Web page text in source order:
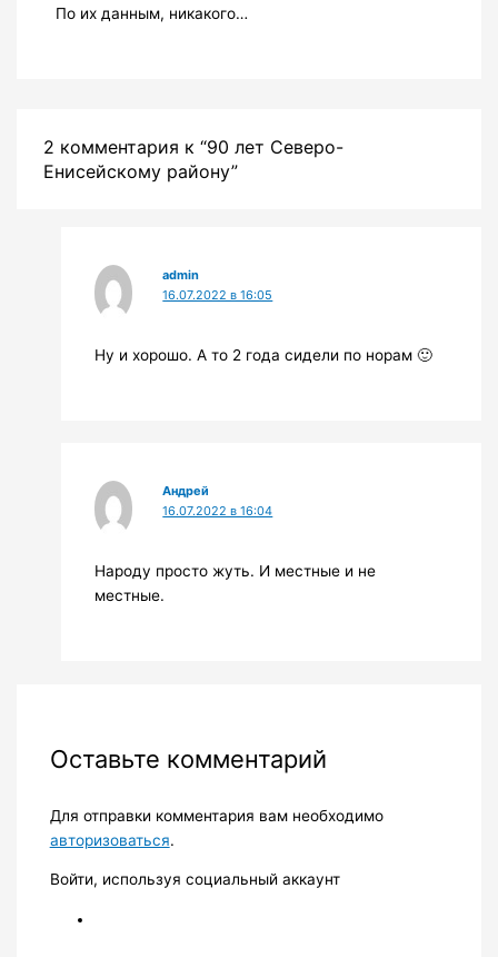
По их данным, никакого…
2 комментария к “90 лет Северо-
Енисейскому району”
admin
16.07.2022 в 16:05
Ну и хорошо. А то 2 года сидели по норам 🙂
Андрей
16.07.2022 в 16:04
Народу просто жуть. И местные и не
местные.
Оставьте комментарий
Для отправки комментария вам необходимо
авторизоваться.
Войти, используя социальный аккаунт